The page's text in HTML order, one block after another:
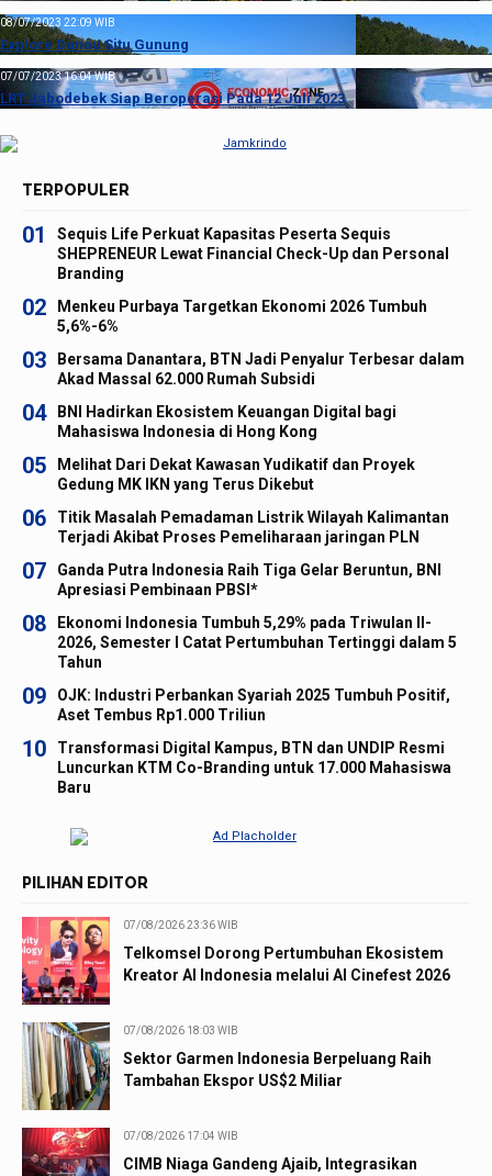
08/07/2023 22:09 WIB
Explore Danau Situ Gunung
07/07/2023 16:04 WIB
LRT Jabodebek Siap Beroperasi Pada 12 Juli 2023
TERPOPULER
01
Sequis Life Perkuat Kapasitas Peserta Sequis
SHEPRENEUR Lewat Financial Check-Up dan Personal
Branding
02
Menkeu Purbaya Targetkan Ekonomi 2026 Tumbuh
5,6%-6%
03
Bersama Danantara, BTN Jadi Penyalur Terbesar dalam
Akad Massal 62.000 Rumah Subsidi
04
BNI Hadirkan Ekosistem Keuangan Digital bagi
Mahasiswa Indonesia di Hong Kong
05
Melihat Dari Dekat Kawasan Yudikatif dan Proyek
Gedung MK IKN yang Terus Dikebut
06
Titik Masalah Pemadaman Listrik Wilayah Kalimantan
Terjadi Akibat Proses Pemeliharaan jaringan PLN
07
Ganda Putra Indonesia Raih Tiga Gelar Beruntun, BNI
Apresiasi Pembinaan PBSI*
08
Ekonomi Indonesia Tumbuh 5,29% pada Triwulan II-
2026, Semester I Catat Pertumbuhan Tertinggi dalam 5
Tahun
09
OJK: Industri Perbankan Syariah 2025 Tumbuh Positif,
Aset Tembus Rp1.000 Triliun
10
Transformasi Digital Kampus, BTN dan UNDIP Resmi
Luncurkan KTM Co-Branding untuk 17.000 Mahasiswa
Baru
PILIHAN EDITOR
07/08/2026 23:36 WIB
Telkomsel Dorong Pertumbuhan Ekosistem
Kreator AI Indonesia melalui AI Cinefest 2026
07/08/2026 18:03 WIB
Sektor Garmen Indonesia Berpeluang Raih
Tambahan Ekspor US$2 Miliar
07/08/2026 17:04 WIB
CIMB Niaga Gandeng Ajaib, Integrasikan